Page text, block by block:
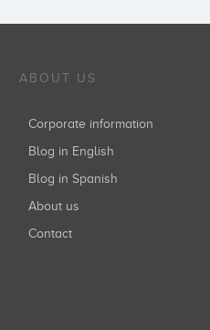
ABOUT US
Corporate information
Blog in English
Blog in Spanish
About us
Contact